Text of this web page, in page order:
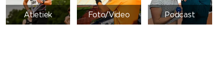
Atletiek Foto/Video Podcast